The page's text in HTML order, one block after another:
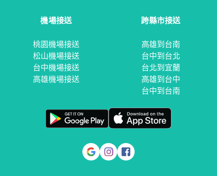
機場接送
桃園機場接送
松山機場接送
台中機場接送
高雄機場接送
跨縣市接送
高雄到台南
台中到台北
台北到宜蘭
高雄到台中
台中到台南